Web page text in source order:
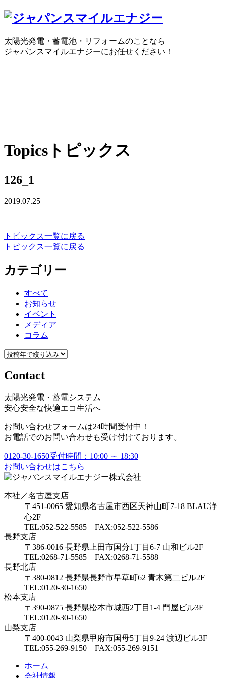
太陽光発電・蓄電池・リフォームのことなら
ジャパンスマイルエナジーにお任せください！
Topics トピックス
126_1
2019.07.25
トピックス一覧に戻る
トピックス一覧に戻る
カテゴリー
すべて
お知らせ
イベント
メディア
コラム
Contact
太陽光発電・蓄電システム
安心安全な快適エコ生活へ
お問い合わせフォームは24時間受付中！
お電話でのお問い合わせも受け付けております。
0120-30-1650受付時間：10:00 ～ 18:30
お問い合わせはこちら
本社／名古屋支店
〒451-0065 愛知県名古屋市西区天神山町7-18 BLAU浄
心2F
TEL:052-522-5585 FAX:052-522-5586
長野支店
〒386-0016 長野県上田市国分1丁目6-7 山和ビル2F
TEL:0268-71-5585 FAX:0268-71-5588
長野北店
〒380-0812 長野県長野市早草町62 青木第二ビル2F
TEL:0120-30-1650
松本支店
〒390-0875 長野県松本市城西2丁目1-4 門屋ビル3F
TEL:0120-30-1650
山梨支店
〒400-0043 山梨県甲府市国母5丁目9-24 渡辺ビル3F
TEL:055-269-9150 FAX:055-269-9151
ホーム